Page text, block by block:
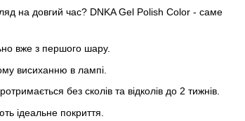
на довгий час? DNKA Gel Polish Color - саме
вже з першого шару.
висиханню в лампі.
без сколів та відколів до 2 тижнів.
ідеальне покриття.